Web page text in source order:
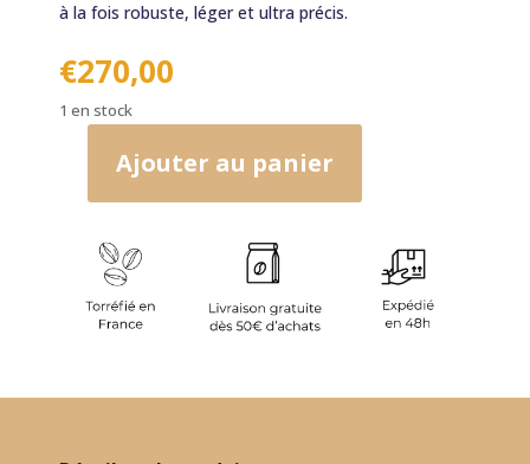
à la fois robuste, léger et ultra précis.
€270,00
1 en stock
quantité
Timemore
Chestnut
Ajouter au panier